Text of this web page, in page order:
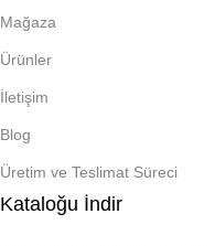
Mağaza
Ürünler
İletişim
Blog
Üretim ve Teslimat Süreci
Kataloğu İndir